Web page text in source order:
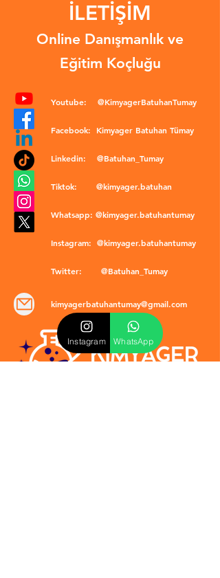
İLETİŞİM
Online Danışmanlık ve
Eğitim Koçluğu
Youtube: @KimyagerBatuhanTumay
Facebook: Kimyager Batuhan Tümay
Linkedin: @Batuhan_Tumay
Tiktok: @kimyager.batuhan
Whatsapp: @kimyager.batuhantumay
Instagram: @kimyager.batuhantumay
Twitter: @Batuhan_Tumay
kimyagerbatuhantumay@gmail.com
Instagram WhatsApp